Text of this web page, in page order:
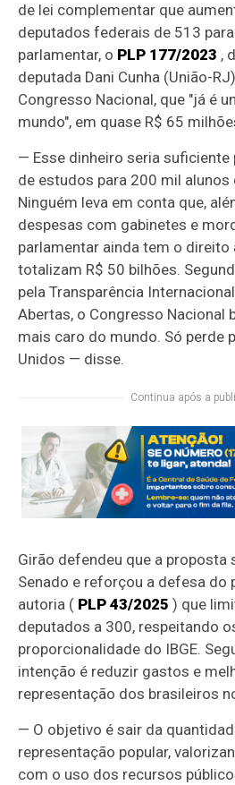
de lei complementar que
deputados federais de 513
parlamentar, o PLP 177/2023 ,
deputada Dani Cunha (União-
Congresso Nacional, que "já é
mundo", em quase R$ 65
— Esse dinheiro seria suficiente
de estudos para 200 mil alunos
Ninguém leva em conta que,
despesas com gabinetes e
parlamentar ainda tem o direito
totalizam R$ 50 bilhões.
pela Transparência
Abertas, o Congresso Nacional
mais caro do mundo. Só perde
Unidos — disse.
Continua após a
Girão defendeu que a proposta
Senado e reforçou a defesa do
autoria ( PLP 43/2025 ) que
deputados a 300, respeitando
proporcionalidade do IBGE.
intenção é reduzir gastos e
representação dos brasileiros
— O objetivo é sair da
representação popular,
com o uso dos recursos